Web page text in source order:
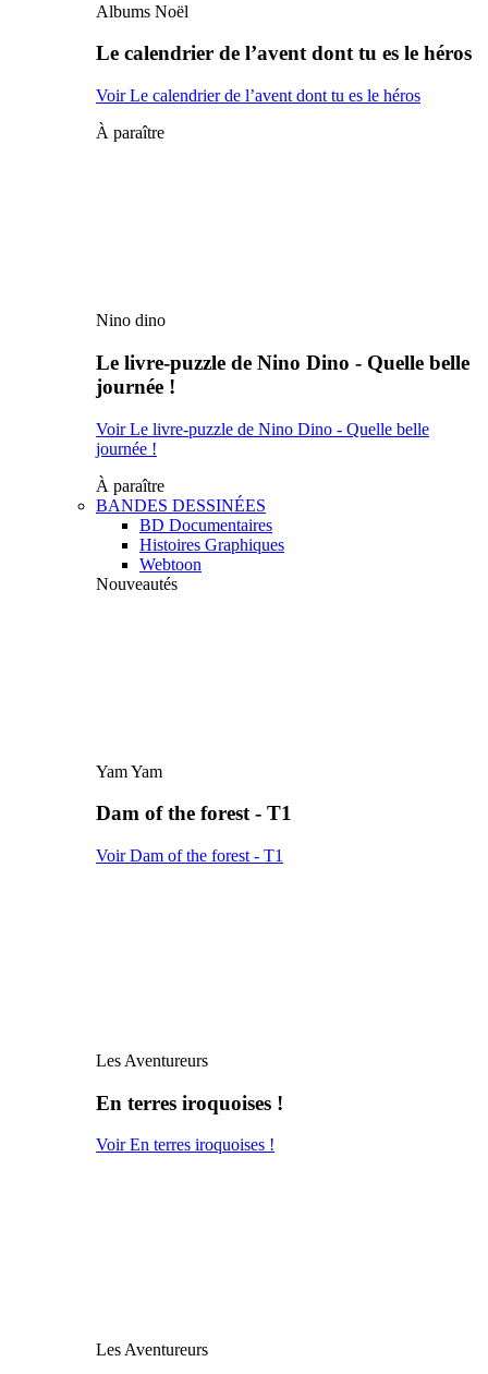
Albums Noël
Le calendrier de l’avent dont tu es le héros
Voir Le calendrier de l’avent dont tu es le héros
À paraître
Nino dino
Le livre-puzzle de Nino Dino - Quelle belle
journée !
Voir Le livre-puzzle de Nino Dino - Quelle belle
journée !
À paraître
BANDES DESSINÉES
BD Documentaires
Histoires Graphiques
Webtoon
Nouveautés
Yam Yam
Dam of the forest - T1
Voir Dam of the forest - T1
Les Aventureurs
En terres iroquoises !
Voir En terres iroquoises !
Les Aventureurs